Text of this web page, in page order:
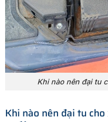
Khi nào nên đại tu
Khi nào nên đại tu